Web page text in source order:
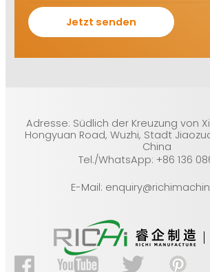
Adresse: Südlich der Kreuzung von
Hongyuan Road, Wuzhi, Stadt
China
Tel./WhatsApp: +86 136
E-Mail: